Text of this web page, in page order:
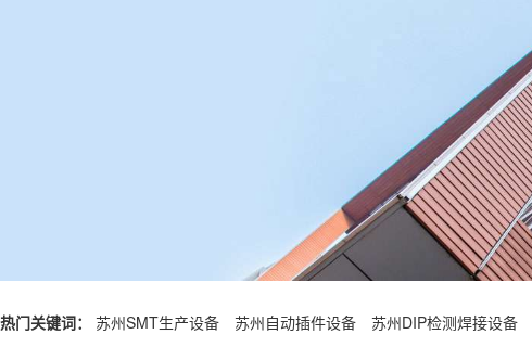
热门关键词： 苏州SMT生产设备 苏州自动插件设备 苏州DIP检测焊接设备